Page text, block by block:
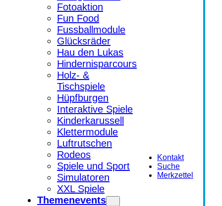
Fotoaktion
Fun Food
Fussballmodule
Glücksräder
Hau den Lukas
Hindernisparcours
Holz- &
Tischspiele
Hüpfburgen
Interaktive Spiele
Kinderkarussell
Klettermodule
Luftrutschen
Rodeos
Spiele und Sport
Simulatoren
XXL Spiele
Themenevents
Kontakt
Suche
Merkzettel